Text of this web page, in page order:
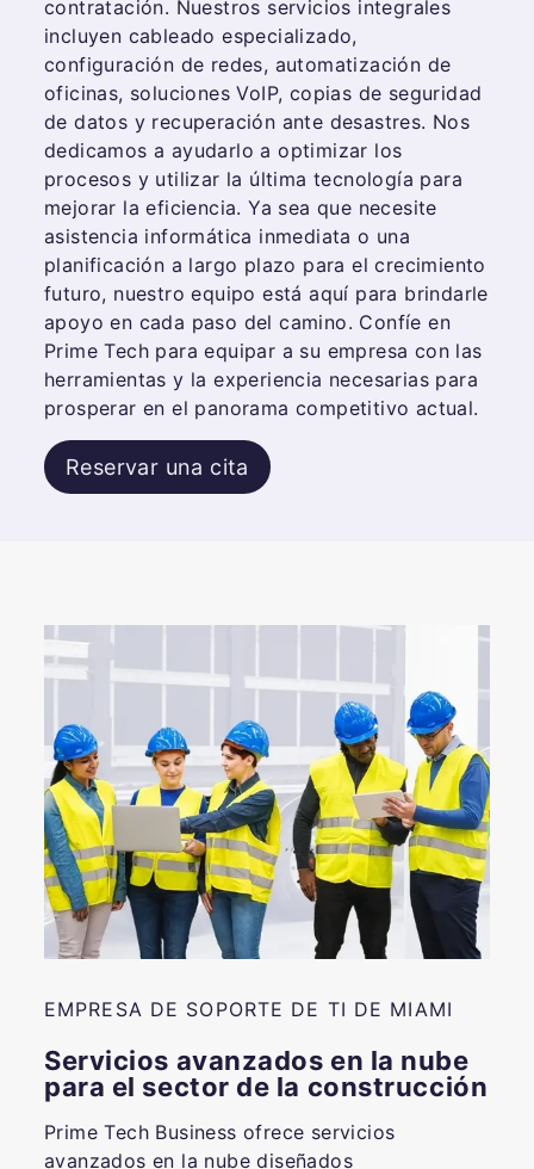
contratación. Nuestros servicios integrales
incluyen cableado especializado,
configuración de redes, automatización de
oficinas, soluciones VoIP, copias de seguridad
de datos y recuperación ante desastres. Nos
dedicamos a ayudarlo a optimizar los
procesos y utilizar la última tecnología para
mejorar la eficiencia. Ya sea que necesite
asistencia informática inmediata o una
planificación a largo plazo para el crecimiento
futuro, nuestro equipo está aquí para brindarle
apoyo en cada paso del camino. Confíe en
Prime Tech para equipar a su empresa con las
herramientas y la experiencia necesarias para
prosperar en el panorama competitivo actual.
Reservar una cita
EMPRESA DE SOPORTE DE TI DE MIAMI
Servicios avanzados en la nube
para el sector de la construcción
Prime Tech Business ofrece servicios
avanzados en la nube diseñados